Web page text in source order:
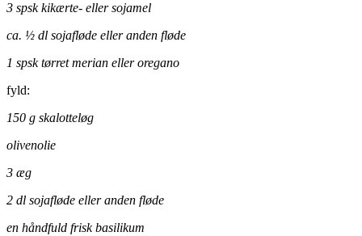
3 spsk kikærte- eller sojamel
ca. ½ dl sojafløde eller anden fløde
1 spsk tørret merian eller oregano
fyld:
150 g skalotteløg
olivenolie
3 æg
2 dl sojafløde eller anden fløde
en håndfuld frisk basilikum